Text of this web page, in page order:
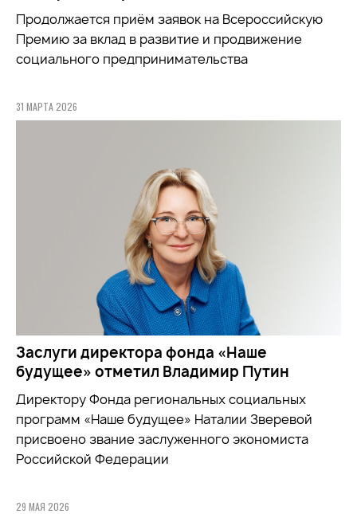
Продолжается приём заявок на Всероссийскую
Премию за вклад в развитие и продвижение
социального предпринимательства
31 МАРТА 2026
Заслуги директора фонда «Наше
будущее» отметил Владимир Путин
Директору Фонда региональных социальных
программ «Наше будущее» Наталии Зверевой
присвоено звание заслуженного экономиста
Российской Федерации
29 МАЯ 2026